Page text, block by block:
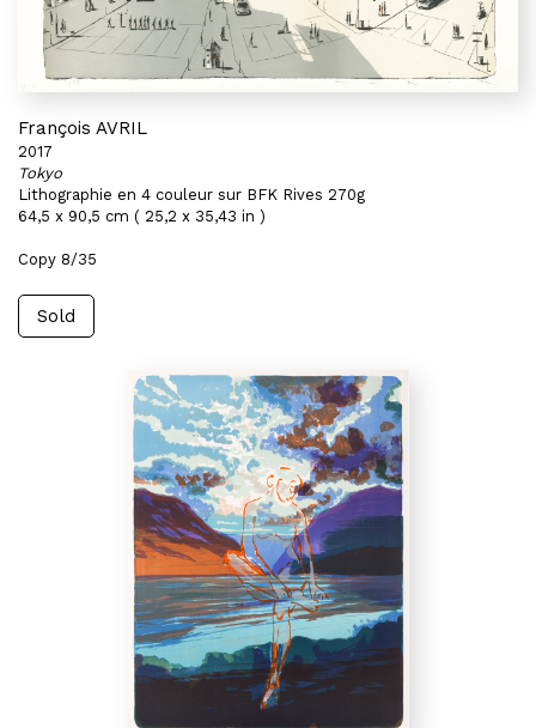
François AVRIL
2017
Tokyo
Lithographie en 4 couleur sur BFK Rives 270g
64,5 x 90,5 cm ( 25,2 x 35,43 in )
Copy 8/35
Sold